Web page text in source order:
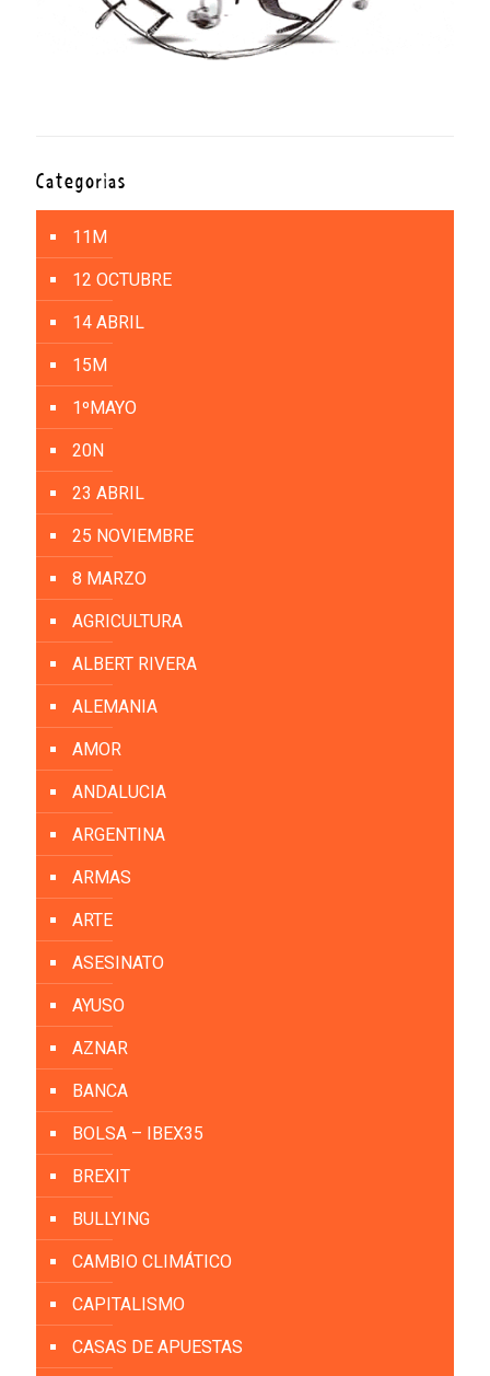
Categorías
11M
12 OCTUBRE
14 ABRIL
15M
1ºMAYO
20N
23 ABRIL
25 NOVIEMBRE
8 MARZO
AGRICULTURA
ALBERT RIVERA
ALEMANIA
AMOR
ANDALUCIA
ARGENTINA
ARMAS
ARTE
ASESINATO
AYUSO
AZNAR
BANCA
BOLSA – IBEX35
BREXIT
BULLYING
CAMBIO CLIMÁTICO
CAPITALISMO
CASAS DE APUESTAS